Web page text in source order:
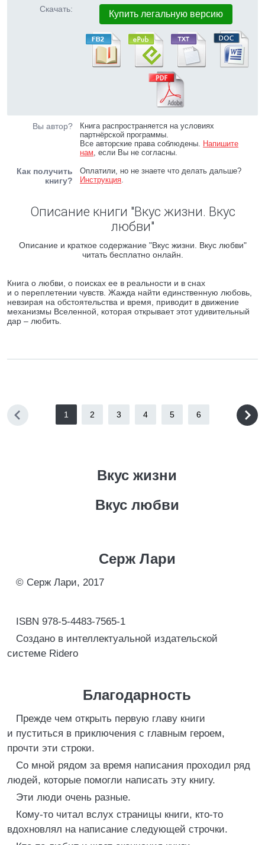
Скачать: Купить легальную версию
Вы автор?
Книга распространяется на условиях
партнёрской программы.
Все авторские права соблюдены. Напишите
нам, если Вы не согласны.
Как получить
книгу?
Оплатили, но не знаете что делать дальше?
Инструкция.
Описание книги "Вкус жизни. Вкус
любви"
Описание и краткое содержание "Вкус жизни. Вкус любви"
читать бесплатно онлайн.
Книга о любви, о поисках ее в реальности и в снах
и о переплетении чувств. Жажда найти единственную любовь,
невзирая на обстоятельства и время, приводит в движение
механизмы Вселенной, которая открывает этот удивительный
дар – любить.
1 2 3 4 5 6
Вкус жизни
Вкус любви
Cерж Лари
© Cерж Лари, 2017
ISBN 978-5-4483-7565-1
Создано в интеллектуальной издательской
системе Ridero
Благодарность
Прежде чем открыть первую главу книги
и пуститься в приключения с главным героем,
прочти эти строки.
Со мной рядом за время написания проходил ряд
людей, которые помогли написать эту книгу.
Эти люди очень разные.
Кому-то читал вслух страницы книги, кто-то
вдохновлял на написание следующей строчки.